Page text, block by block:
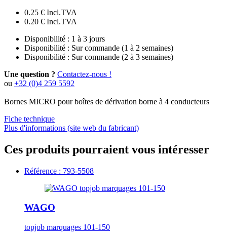
0.25 € Incl.TVA
0.20 € Incl.TVA
Disponibilité : 1 à 3 jours
Disponibilité : Sur commande (1 à 2 semaines)
Disponibilité : Sur commande (2 à 3 semaines)
Une question ? Contactez-nous !
ou +32 (0)4 259 5592
Bornes MICRO pour boîtes de dérivation borne à 4 conducteurs
Fiche technique
Plus d'informations (site web du fabricant)
Ces produits pourraient vous intéresser
Référence : 793-5508
WAGO
topjob marquages 101-150